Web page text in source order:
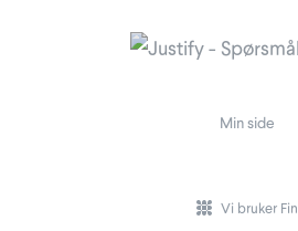
Min side
Vi bruker Fin